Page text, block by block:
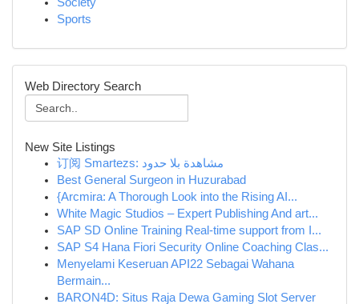
Sports
Web Directory Search
New Site Listings
订阅 Smartezs: مشاهدة بلا حدود
Best General Surgeon in Huzurabad
{Arcmira: A Thorough Look into the Rising AI...
White Magic Studios – Expert Publishing And art...
SAP SD Online Training Real-time support from I...
SAP S4 Hana Fiori Security Online Coaching Clas...
Menyelami Keseruan API22 Sebagai Wahana
Bermain...
BARON4D: Situs Raja Dewa Gaming Slot Server